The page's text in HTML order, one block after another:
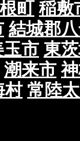
町 稲敷
結城郡
市 東
潮来市
村 常陸